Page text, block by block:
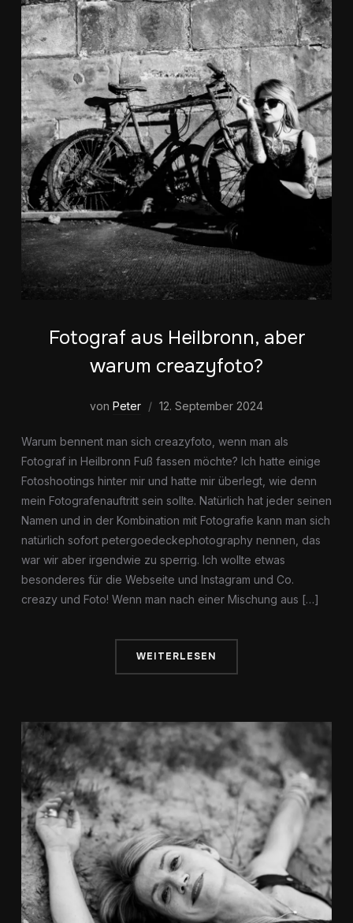
Fotograf aus Heilbronn, aber
warum creazyfoto?
von Peter 12. September 2024
Warum bennent man sich creazyfoto, wenn man als
Fotograf in Heilbronn Fuß fassen möchte? Ich hatte einige
Fotoshootings hinter mir und hatte mir überlegt, wie denn
mein Fotografenauftritt sein sollte. Natürlich hat jeder seinen
Namen und in der Kombination mit Fotografie kann man sich
natürlich sofort petergoedeckephotography nennen, das
war wir aber irgendwie zu sperrig. Ich wollte etwas
besonderes für die Webseite und Instagram und Co.
creazy und Foto! Wenn man nach einer Mischung aus […]
WEITERLESEN